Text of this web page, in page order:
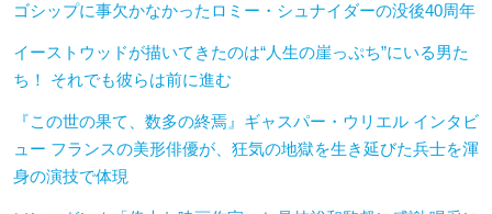
ゴシップに事欠かなかったロミー・シュナイダーの没後40周年
イーストウッドが描いてきたのは“人生の崖っぷち”にいる男た
ち！ それでも彼らは前に進む
『この世の果て、数多の終焉』ギャスパー・ウリエル インタビ
ュー フランスの美形俳優が、狂気の地獄を生き延びた兵士を渾
身の演技で体現